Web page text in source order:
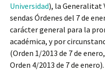
Universidad), la Generalitat
sendas Órdenes del 7 de
carácter general para la
académica, y por
(Orden 1/2013 de 7 de
Orden 4/2013 de 7 de enero).